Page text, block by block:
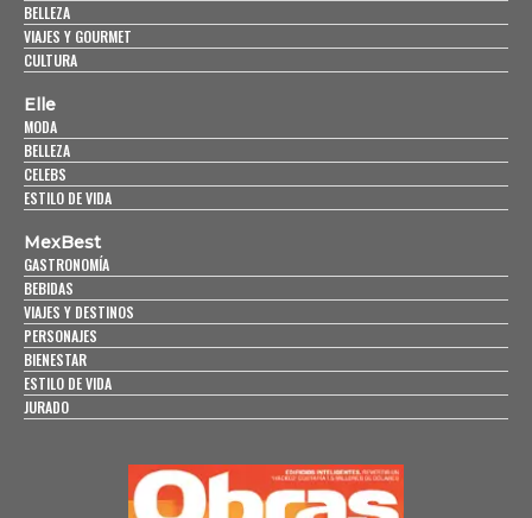
BELLEZA
VIAJES Y GOURMET
CULTURA
Elle
MODA
BELLEZA
CELEBS
ESTILO DE VIDA
MexBest
GASTRONOMÍA
BEBIDAS
VIAJES Y DESTINOS
PERSONAJES
BIENESTAR
ESTILO DE VIDA
JURADO